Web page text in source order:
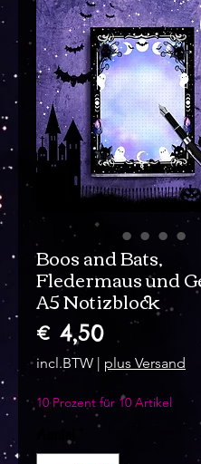
Boos and Bats,
Fledermaus und
A5 Notizblock
€ 4,50Prijs
incl.BTW | plus Versand
10 Prozent für 10 Artikel
Aantal